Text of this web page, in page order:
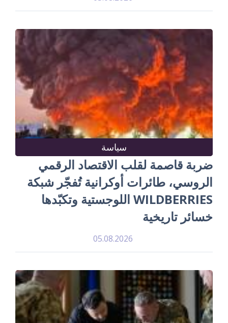
سياسة
ضربة قاصمة لقلب الاقتصاد الرقمي
الروسي، طائرات أوكرانية تُفجّر شبكة
WILDBERRIES اللوجستية وتكبّدها
خسائر تاريخية
05.08.2026